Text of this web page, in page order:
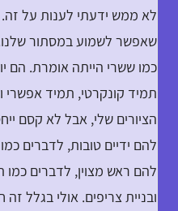
לא ממש ידעתי לענות על
שאפשר לשמוע במסתור
כמו ששרי הייתה אומרת. הם
תמיד קונקרטי, תמיד אפשרי
הציורים שלי, אבל לא קסם
להם ידיים טובות, לדברים
להם ראש מצוין, לדברים כמו
ובניית צריפים. אולי בגלל